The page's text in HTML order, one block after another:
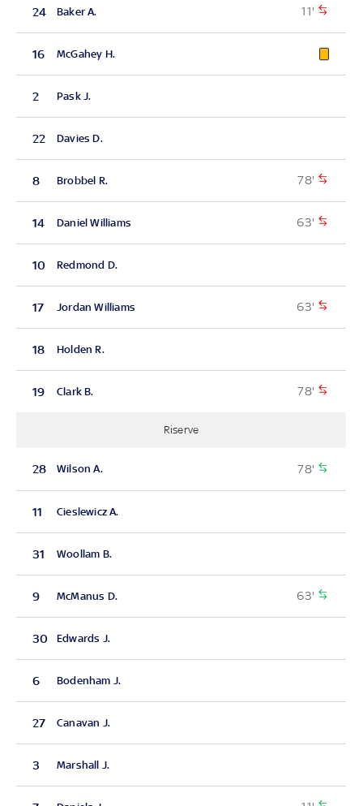
24 Baker A. 11'
16 McGahey H.
2 Pask J.
22 Davies D.
8 Brobbel R. 78'
14 Daniel Williams 63'
10 Redmond D.
17 Jordan Williams 63'
18 Holden R.
19 Clark B. 78'
Riserve
28 Wilson A. 78'
11 Cieslewicz A.
31 Woollam B.
9 McManus D. 63'
30 Edwards J.
6 Bodenham J.
27 Canavan J.
3 Marshall J.